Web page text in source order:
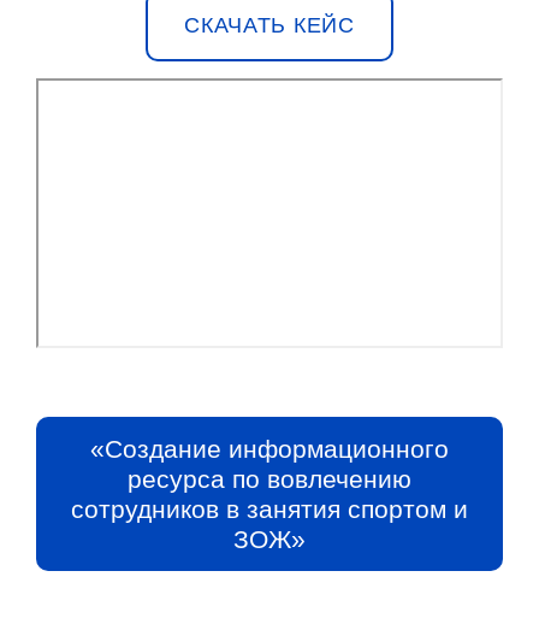
СКАЧАТЬ КЕЙС
«Создание информационного
ресурса по вовлечению
сотрудников в занятия спортом и
ЗОЖ»